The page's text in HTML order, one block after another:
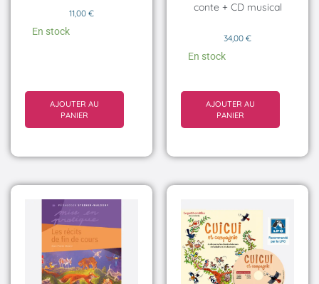
11,00 €
En stock
AJOUTER AU
PANIER
conte + CD musical
34,00 €
En stock
AJOUTER AU
PANIER